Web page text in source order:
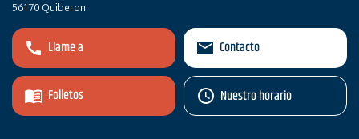
56170 Quiberon
Llame a
Folletos
Contacto
Nuestro horario